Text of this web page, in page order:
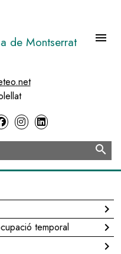
de Montserrat menu
search
chevron_right
temporal chevron_right
chevron_right